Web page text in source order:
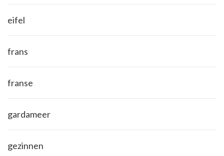
eifel
frans
franse
gardameer
gezinnen